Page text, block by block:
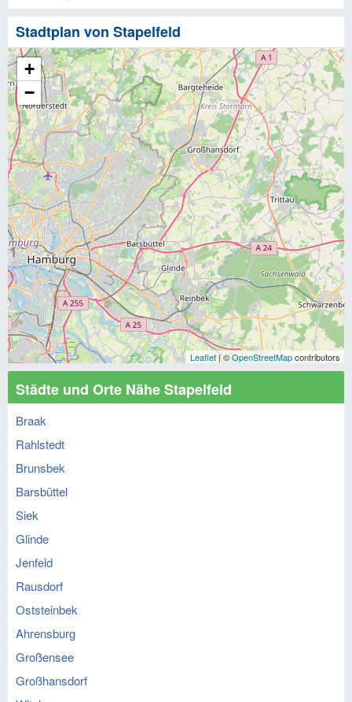
Stadtplan von Stapelfeld
+
−
Leaflet | ©OpenStreetMapcontributors
Städte und Orte Nähe Stapelfeld
Braak
Rahlstedt
Brunsbek
Barsbüttel
Siek
Glinde
Jenfeld
Rausdorf
Oststeinbek
Ahrensburg
Großensee
Großhansdorf